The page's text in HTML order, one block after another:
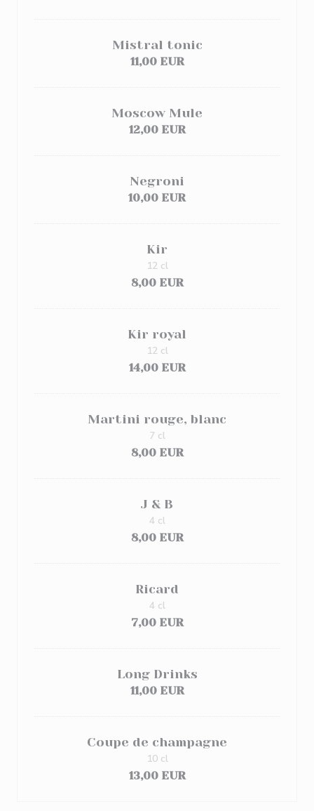
Mistral tonic
11,00 EUR
Moscow Mule
12,00 EUR
Negroni
10,00 EUR
Kir
8,00 EUR
12 cl
Kir royal
14,00 EUR
12 cl
Martini rouge, blanc
8,00 EUR
7 cl
J & B
8,00 EUR
4 cl
Ricard
7,00 EUR
4 cl
Long Drinks
11,00 EUR
Coupe de champagne
13,00 EUR
10 cl